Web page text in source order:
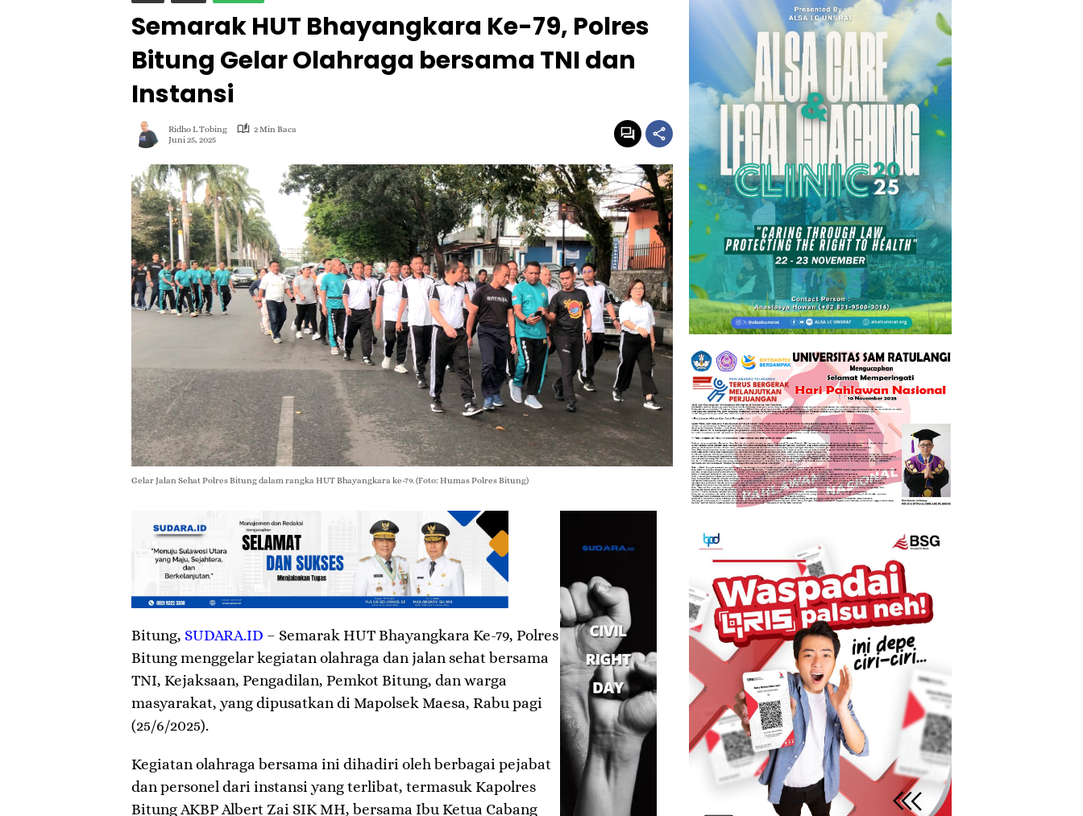
Semarak HUT Bhayangkara Ke-79, Polres
Bitung Gelar Olahraga bersama TNI dan
Instansi
Ridho L Tobing
2 Min Baca
Juni 25, 2025
Gelar Jalan Sehat Polres Bitung dalam rangka HUT Bhayangkara ke-79. (Foto: Humas Polres Bitung)
Bitung, SUDARA.ID – Semarak HUT Bhayangkara Ke-79, Polres
Bitung menggelar kegiatan olahraga dan jalan sehat bersama
TNI, Kejaksaan, Pengadilan, Pemkot Bitung, dan warga
masyarakat, yang dipusatkan di Mapolsek Maesa, Rabu pagi
(25/6/2025).
Kegiatan olahraga bersama ini dihadiri oleh berbagai pejabat
dan personel dari instansi yang terlibat, termasuk Kapolres
Bitung AKBP Albert Zai SIK MH, bersama Ibu Ketua Cabang